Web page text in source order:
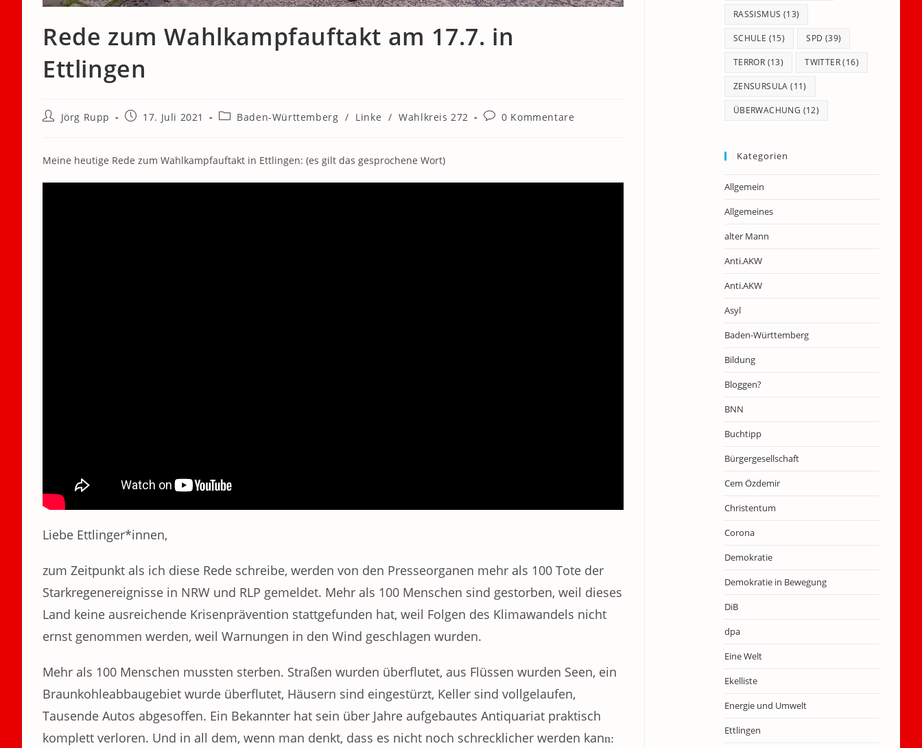
Rede zum Wahlkampfauftakt am 17.7. in
Ettlingen
Beitrags-
Jörg Rupp
Beitrag17. Juli 2021
Beitrags-
Baden-Württemberg / Linke / Wahlkreis 272
Beitrags-
0 Kommentare
Meine heutige Rede zum Wahlkampfauftakt in Ettlingen: (es gilt das gesprochene Wort)
Liebe Ettlinger*innen,
zum Zeitpunkt als ich diese Rede schreibe, werden von den Presseorganen mehr als 100 Tote der
Starkregenereignisse in NRW und RLP gemeldet. Mehr als 100 Menschen sind gestorben, weil dieses
Land keine ausreichende Krisenprävention stattgefunden hat, weil Folgen des Klimawandels nicht
ernst genommen werden, weil Warnungen in den Wind geschlagen wurden.
Mehr als 100 Menschen mussten sterben. Straßen wurden überflutet, aus Flüssen wurden Seen, ein
Braunkohleabbaugebiet wurde überflutet, Häusern sind eingestürzt, Keller sind vollgelaufen,
Tausende Autos abgesoffen. Ein Bekannter hat sein über Jahre aufgebautes Antiquariat praktisch
komplett verloren. Und in all dem, wenn man denkt, dass es nicht noch schrecklicher werden kann:
RASSISMUS (13)
SCHULE (15) SPD (39)
TERROR (13) TWITTER(16)
ZENSURSULA (11)
ÜBERWACHUNG (12)
Kategorien
Allgemein
Allgemeines
alter Mann
Anti.AKW
Anti.AKW
Asyl
Baden-Württemberg
Bildung
Bloggen?
BNN
Buchtipp
Bürgergesellschaft
Cem Özdemir
Christentum
Corona
Demokratie
Demokratie in Bewegung
DiB
dpa
Eine Welt
Ekelliste
Energie und Umwelt
Ettlingen